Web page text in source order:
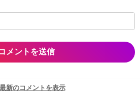
再び投稿すること
金銭が絡む内容の投稿
含む内容の投稿
切と判断した投稿
最新のコメントを表示